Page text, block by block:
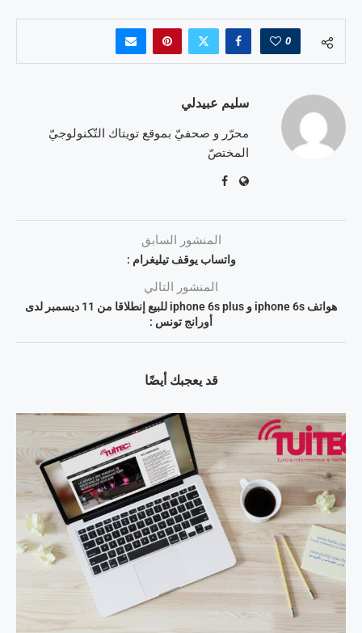
0
سليم عبيدلي
محرّر و صحفيّ بموقع تويتاك التّكنولوجيّ
المختصّ
المنشور السابق
واتساب يوقف تيليغرام :
المنشور التالي
هواتف iphone 6s و iphone 6s plus للبيع إنطلاقا من 11 ديسمبر لدى
أورانج تونس :
قد يعجبك أيضًا